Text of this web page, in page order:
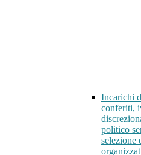
Incarichi
conferiti,
politico
selezione